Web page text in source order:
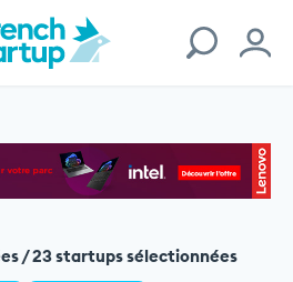
/ 23 startups sélectionnées